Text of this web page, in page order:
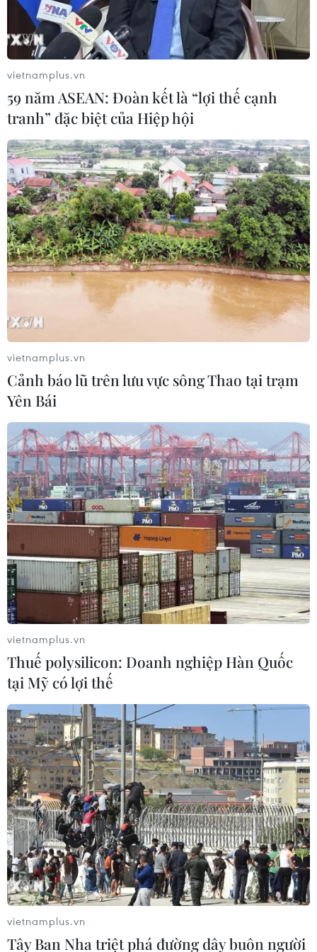
#Năng lượng mặt trời #Đường sắt Anh
#Quang năng
#Đường ray
#Pin năng lượng Mặt trời
#điện năng
Theo dõi VietnamPlus
TIN LIÊN QUAN
Năng lượng tái tạo cung cấp gần 50% sản
lượng điện toàn cầu vào 2050
03/10/2019 22:22
Cơ quan Thông tin Năng lượng Mỹ cho biết trong số
các nguồn năng lượng tái tạo, sản lượng điện Mặt Trời
sẽ có tốc độ tăng trưởng nhanh nhất, trong khi thủy điện
có tốc độ tăng trưởng chậm nhất.
vietnamplus.vn
59 năm ASEAN: Đoàn kết là “lợi thế cạnh
tranh” đặc biệt của Hiệp hội
vietnamplus.vn
Cảnh báo lũ trên lưu vực sông Thao tại trạm
Yên Bái
vietnamplus.vn
Thuế polysilicon: Doanh nghiệp Hàn Quốc
tại Mỹ có lợi thế
vietnamplus.vn
Tây Ban Nha triệt phá đường dây buôn người